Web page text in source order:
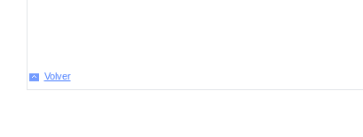
Volver